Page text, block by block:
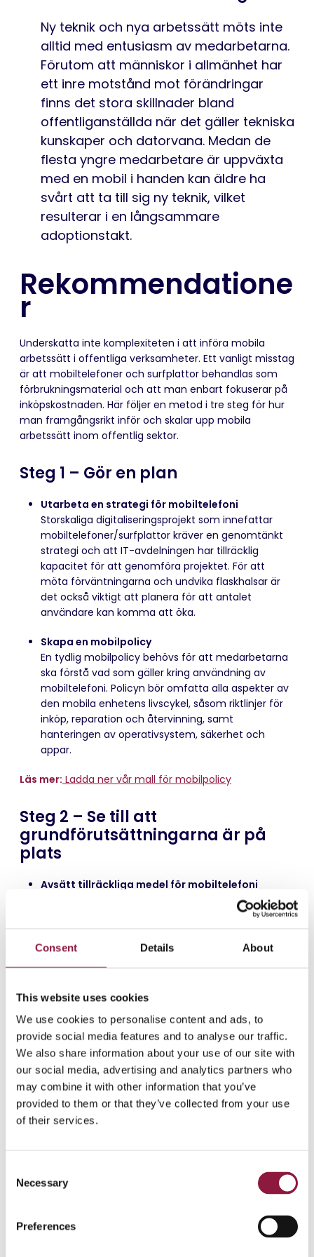
Consent Details About
This website uses cookies
We use cookies to personalise content and ads, to
provide social media features and to analyse our traffic.
We also share information about your use of our site with
our social media, advertising and analytics partners who
may combine it with other information that you’ve
provided to them or that they’ve collected from your use
of their services.
Necessary
Preferences
Ny teknik och nya arbetssätt möts inte
alltid med entusiasm av medarbetarna.
Förutom att människor i allmänhet har
ett inre motstånd mot förändringar
finns det stora skillnader bland
offentliganställda när det gäller tekniska
kunskaper och datorvana. Medan de
flesta yngre medarbetare är uppväxta
med en mobil i handen kan äldre ha
svårt att ta till sig ny teknik, vilket
resulterar i en långsammare
adoptionstakt.
Rekommendatione
r
Underskatta inte komplexiteten i att införa mobila
arbetssätt i offentliga verksamheter. Ett vanligt misstag
är att mobiltelefoner och surfplattor behandlas som
förbrukningsmaterial och att man enbart fokuserar på
inköpskostnaden. Här följer en metod i tre steg för hur
man framgångsrikt inför och skalar upp mobila
arbetssätt inom offentlig sektor.
Steg 1 – Gör en plan
Utarbeta en strategi för mobiltelefoni
Storskaliga digitaliseringsprojekt som innefattar
mobiltelefoner/surfplattor kräver en genomtänkt
strategi och att IT-avdelningen har tillräcklig
kapacitet för att genomföra projektet. För att
möta förväntningarna och undvika flaskhalsar är
det också viktigt att planera för att antalet
användare kan komma att öka.
Skapa en mobilpolicy
En tydlig mobilpolicy behövs för att medarbetarna
ska förstå vad som gäller kring användning av
mobiltelefoni. Policyn bör omfatta alla aspekter av
den mobila enhetens livscykel, såsom riktlinjer för
inköp, reparation och återvinning, samt
hanteringen av operativsystem, säkerhet och
appar.
Läs mer: Ladda ner vår mall för mobilpolicy
Steg 2 – Se till att
grundförutsättningarna är på
plats
Avsätt tillräckliga medel för mobiltelefoni
Vi rekommenderar att planerade inköp av mobila
enheter och tjänster specificeras separat, så att
på att kostnaderna för mobiltelefoner och
lämpligt att göra en särskild budget för
Fokusera inte bara på hårdvara
Vid upphandling av mobil teknik är det viktigt att
inte bara fokusera på hårdvara och pris. Att köpa in
utrustning utan tillhörande tjänster såsom
enhetshantering, dataskydd, logistiktjänster och
återvinning, leder till fragmenterade lösningar,
vilket i sin tur resulterar i bristande kontroll, högre
ut i takt med att antalet användare ökar. Lösningen
bör omfatta allt från enkla system för inköp/byte
enhetshantering, dataskydd och återvinning. Att